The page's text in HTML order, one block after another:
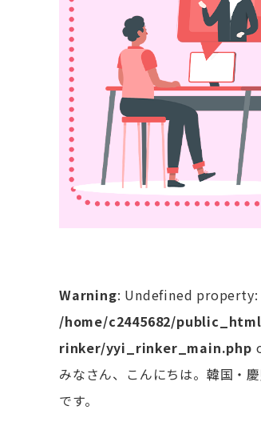
Warning: Undefined property:
/home/c2445682/
rinker/yyi_rinker_main.php
みなさん、こんにちは。韓国・
です。